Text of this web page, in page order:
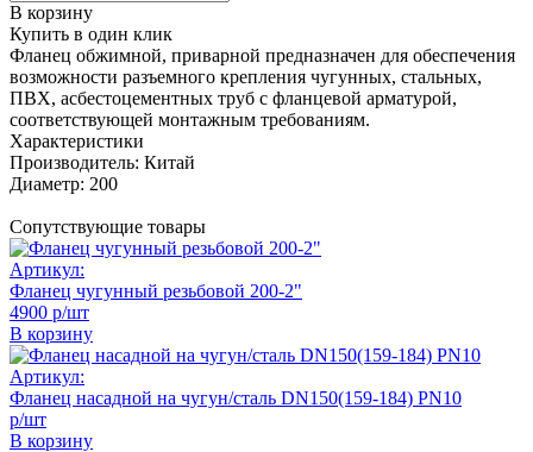
В корзину
Купить в один клик
Фланец обжимной, приварной предназначен для обеспечения
возможности разъемного крепления чугунных, стальных,
ПВХ, асбестоцементных труб с фланцевой арматурой,
соответствующей монтажным требованиям.
Характеристики
Производитель: Китай
Диаметр: 200
Сопутствующие товары
Артикул:
Фланец чугунный резьбовой 200-2"
4900 р/шт
В корзину
Артикул:
Фланец насадной на чугун/сталь DN150(159-184) PN10
р/шт
В корзину